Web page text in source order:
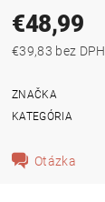
€48,99
€39,83 bez DPH
ZNAČKA
KATEGÓRIA
Otázka